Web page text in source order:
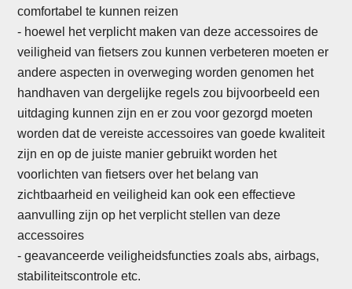
comfortabel te kunnen reizen
- hoewel het verplicht maken van deze accessoires de
veiligheid van fietsers zou kunnen verbeteren moeten er
andere aspecten in overweging worden genomen het
handhaven van dergelijke regels zou bijvoorbeeld een
uitdaging kunnen zijn en er zou voor gezorgd moeten
worden dat de vereiste accessoires van goede kwaliteit
zijn en op de juiste manier gebruikt worden het
voorlichten van fietsers over het belang van
zichtbaarheid en veiligheid kan ook een effectieve
aanvulling zijn op het verplicht stellen van deze
accessoires
-geavanceerde veiligheidsfuncties zoals abs, airbags,
stabiliteitscontrole etc.